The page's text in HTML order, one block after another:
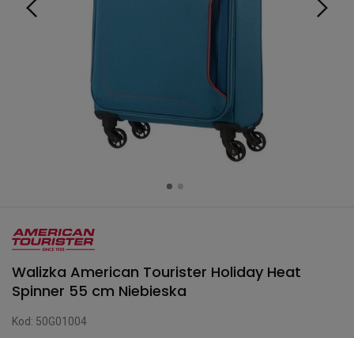
Walizka American Tourister Holiday Heat
Spinner 55 cm Niebieska
Kod: 50G01004